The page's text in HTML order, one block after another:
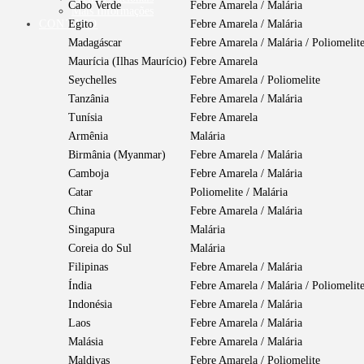
Mais Informações
CONTATO
Cabo Verde
Febre Amarela / Malária
Egito
Febre Amarela / Malária
Madagáscar
Febre Amarela / Malária /
Maurícia (Ilhas Maurício) Febre Amarela
Seychelles
Febre Amarela / Poliomelite
Tanzânia
Febre Amarela / Malária
Tunísia
Febre Amarela
Armênia
Malária
Birmânia (Myanmar)
Febre Amarela / Malária
Camboja
Febre Amarela / Malária
Catar
Poliomelite / Malária
China
Febre Amarela / Malária
Singapura
Malária
Coreia do Sul
Malária
Filipinas
Febre Amarela / Malária
Índia
Febre Amarela / Malária /
Indonésia
Febre Amarela / Malária
Laos
Febre Amarela / Malária
Malásia
Febre Amarela / Malária
Maldivas
Febre Amarela / Poliomelite